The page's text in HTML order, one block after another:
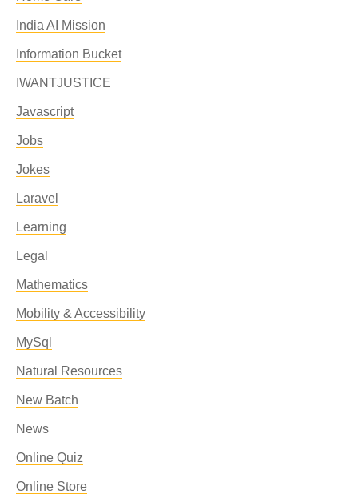
India AI Mission
Information Bucket
IWANTJUSTICE
Javascript
Jobs
Jokes
Laravel
Learning
Legal
Mathematics
Mobility & Accessibility
MySql
Natural Resources
New Batch
News
Online Quiz
Online Store